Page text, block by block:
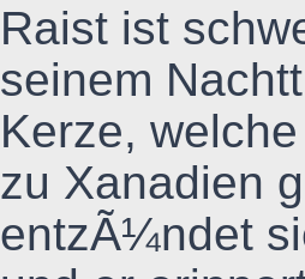
Raist ist
seinem
Kerze,
zu Xanadien
entzÃ¼ndet